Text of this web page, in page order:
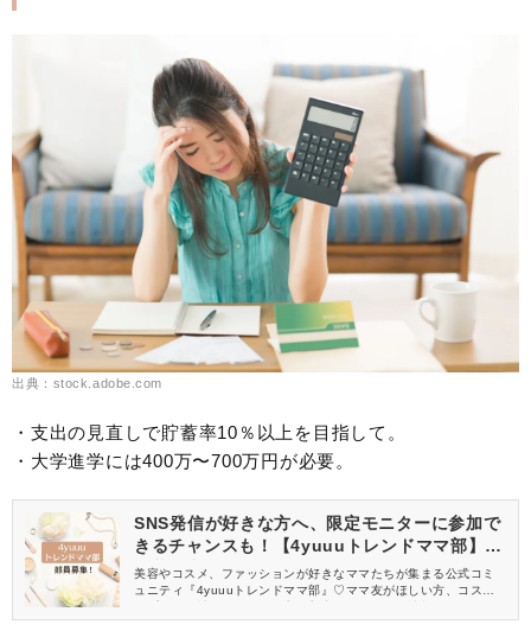
出典：stock.adobe.com
・支出の見直しで貯蓄率10％以上を目指して。
・大学進学には400万〜700万円が必要。
SNS発信が好きな方へ、限定モニターに参加で
きるチャンスも！【4yuuuトレンドママ部】部
員募集中
美容やコスメ、ファッションが好きなママたちが集まる公式コミ
ュニティ『4yuuuトレンドママ部』♡ママ友がほしい方、コスメサ
信してくれる方を募集しています！